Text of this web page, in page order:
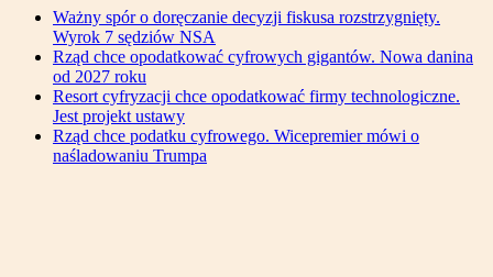
Ważny spór o doręczanie decyzji fiskusa rozstrzygnięty.
Wyrok 7 sędziów NSA
Rząd chce opodatkować cyfrowych gigantów. Nowa danina
od 2027 roku
Resort cyfryzacji chce opodatkować firmy technologiczne.
Jest projekt ustawy
Rząd chce podatku cyfrowego. Wicepremier mówi o
naśladowaniu Trumpa